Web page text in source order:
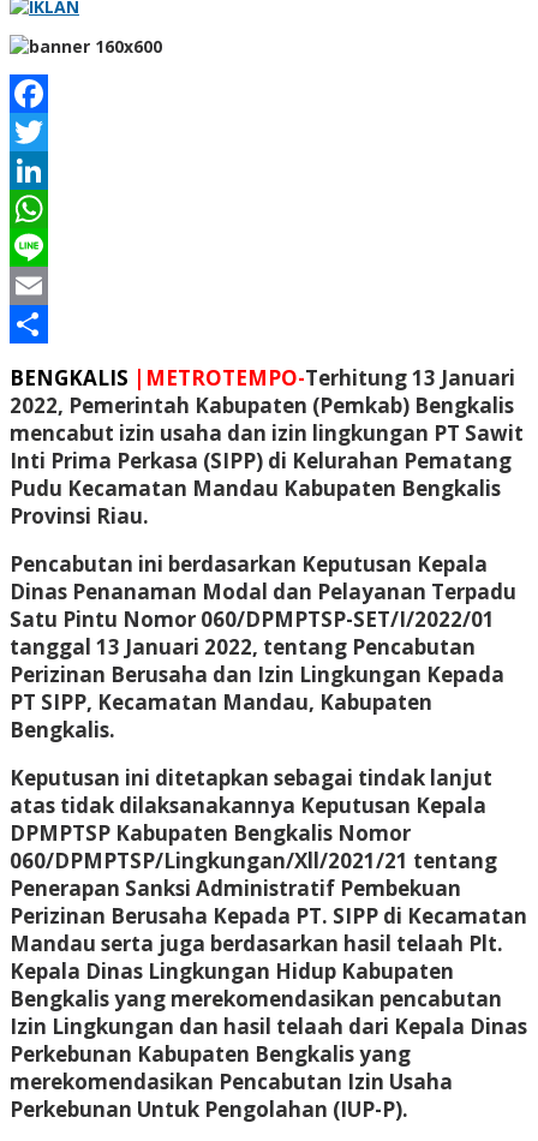
Facebook
Twitter
LinkedIn
WhatsApp
Line
Email
BENGKALIS |METROTEMPO-Terhitung 13 Januari
2022, Pemerintah Kabupaten (Pemkab) Bengkalis
mencabut izin usaha dan izin lingkungan PT Sawit
Inti Prima Perkasa (SIPP) di Kelurahan Pematang
Pudu Kecamatan Mandau Kabupaten Bengkalis
Provinsi Riau.
Pencabutan ini berdasarkan Keputusan Kepala
Dinas Penanaman Modal dan Pelayanan Terpadu
Satu Pintu Nomor 060/DPMPTSP-SET/I/2022/01
tanggal 13 Januari 2022, tentang Pencabutan
Perizinan Berusaha dan Izin Lingkungan Kepada
PT SIPP, Kecamatan Mandau, Kabupaten
Bengkalis.
Keputusan ini ditetapkan sebagai tindak lanjut
atas tidak dilaksanakannya Keputusan Kepala
DPMPTSP Kabupaten Bengkalis Nomor
060/DPMPTSP/Lingkungan/Xll/2021/21 tentang
Penerapan Sanksi Administratif Pembekuan
Perizinan Berusaha Kepada PT. SIPP di Kecamatan
Mandau serta juga berdasarkan hasil telaah Plt.
Kepala Dinas Lingkungan Hidup Kabupaten
Bengkalis yang merekomendasikan pencabutan
Izin Lingkungan dan hasil telaah dari Kepala Dinas
Perkebunan Kabupaten Bengkalis yang
merekomendasikan Pencabutan Izin Usaha
Perkebunan Untuk Pengolahan (IUP-P).